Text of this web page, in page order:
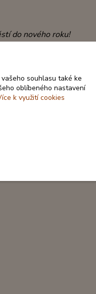
do nového roku!
bílý sníh, ale
souhlasu také ke
oblíbeného nastavení
k využití cookies